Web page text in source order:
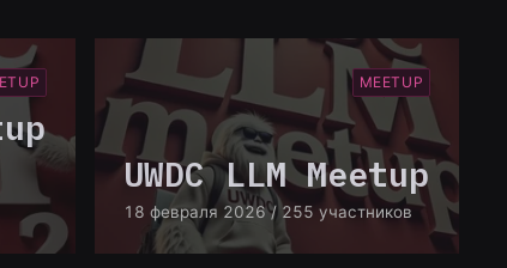
MEETUP
UWDC LLM Meetup
18 февраля 2026 / 255 участников